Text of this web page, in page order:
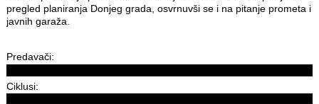
pregled planiranja Donjeg grada, osvrnuvši se i na pitanje prometa i
javnih garaža.
Predavači:
Ciklusi: